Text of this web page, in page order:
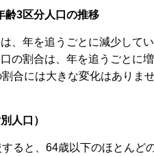
3区分人口の推移
、年を追うごとに減少してい
の割合は、年を追うごとに増
合には大きな変化はありま
人口）
ると、64歳以下のほとんど